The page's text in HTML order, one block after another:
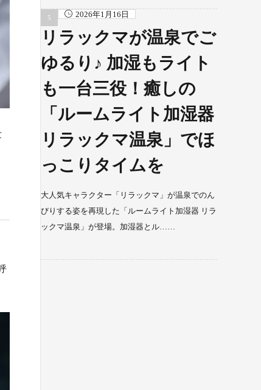
2026年1月16日
リラックマが温泉でご
ゆるり♪ 加湿もライト
も一台三役！癒しの
「ルームライト加湿器
リラックマ温泉」でほ
っこりタイムを
大人気キャラクター「リラックマ」が温泉でのん
びりする姿を再現した「ルームライト加湿器 リラ
ックマ温泉」が登場。加湿器とル……